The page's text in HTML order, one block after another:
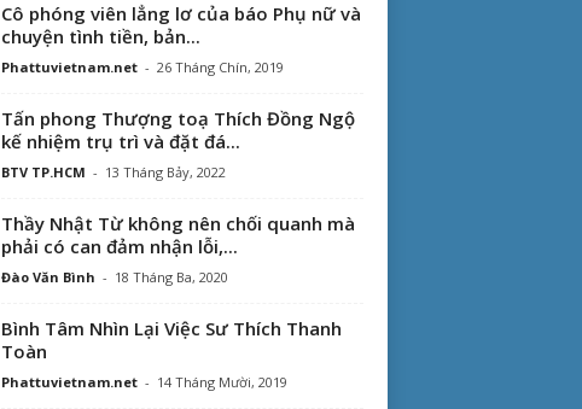
Cô phóng viên lẳng lơ của báo Phụ nữ và
chuyện tình tiền, bản...
Phattuvietnam.net - 26 Tháng Chín, 2019
Tấn phong Thượng toạ Thích Đồng Ngộ
kế nhiệm trụ trì và đặt đá...
BTV TP.HCM - 13 Tháng Bảy, 2022
Thầy Nhật Từ không nên chối quanh mà
phải có can đảm nhận lỗi,...
Đào Văn Bình - 18 Tháng Ba, 2020
Bình Tâm Nhìn Lại Việc Sư Thích Thanh
Toàn
Phattuvietnam.net - 14 Tháng Mười, 2019